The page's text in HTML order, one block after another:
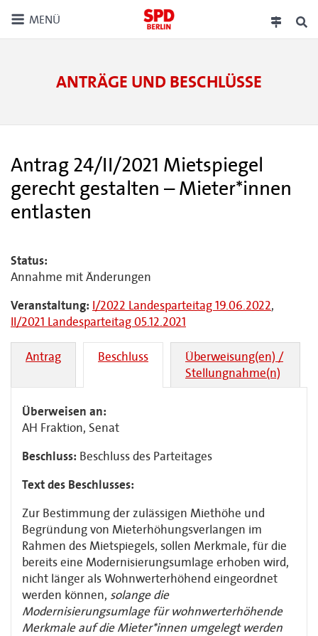
MENÜ
ANTRÄGE UND BESCHLÜSSE
Antrag 24/II/2021 Mietspiegel
gerecht gestalten – Mieter*innen
entlasten
Status:
Annahme mit Änderungen
Veranstaltung: I/2022 Landesparteitag 19.06.2022,
II/2021 Landesparteitag 05.12.2021
Antrag Beschluss
Überweisung(en) /
Stellungnahme(n)
Überweisen an:
AH Fraktion, Senat
Beschluss: Beschluss des Parteitages
Text des Beschlusses:
Zur Bestimmung der zulässigen Miethöhe und
Begründung von Mieterhöhungsverlangen im
Rahmen des Mietspiegels, sollen Merkmale, für die
bereits eine Modernisierungsumlage erhoben wird,
nicht länger als Wohnwerterhöhend eingeordnet
werden können, solange die
Modernisierungsumlage für wohnwerterhöhende
Merkmale auf die Mieter*innen umgelegt werden